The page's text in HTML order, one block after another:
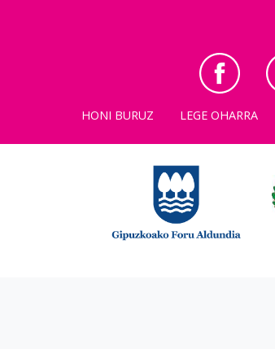
HONI BURUZ LEGE OHARRA